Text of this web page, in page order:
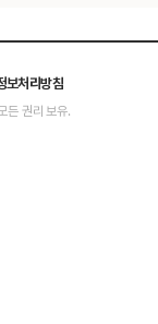
보처리방침
권리 보유.